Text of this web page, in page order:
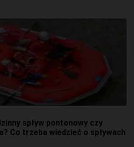
spływ pontonowy czy
Co trzeba wiedzieć o spływach